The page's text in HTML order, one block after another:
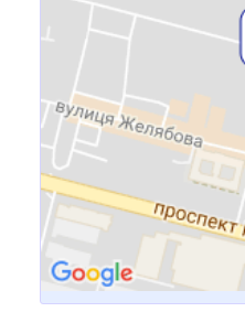
Ссылка для мобильных устройств